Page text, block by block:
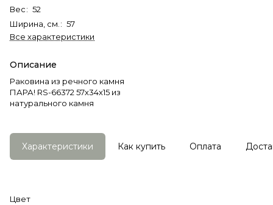
Вес: 52
Ширина, см. : 57
Все характеристики
Описание
Раковина из речного камня
ПАРА! RS-66372 57х34х15 из
натурального камня
Характеристики Как купить Оплата
Цвет